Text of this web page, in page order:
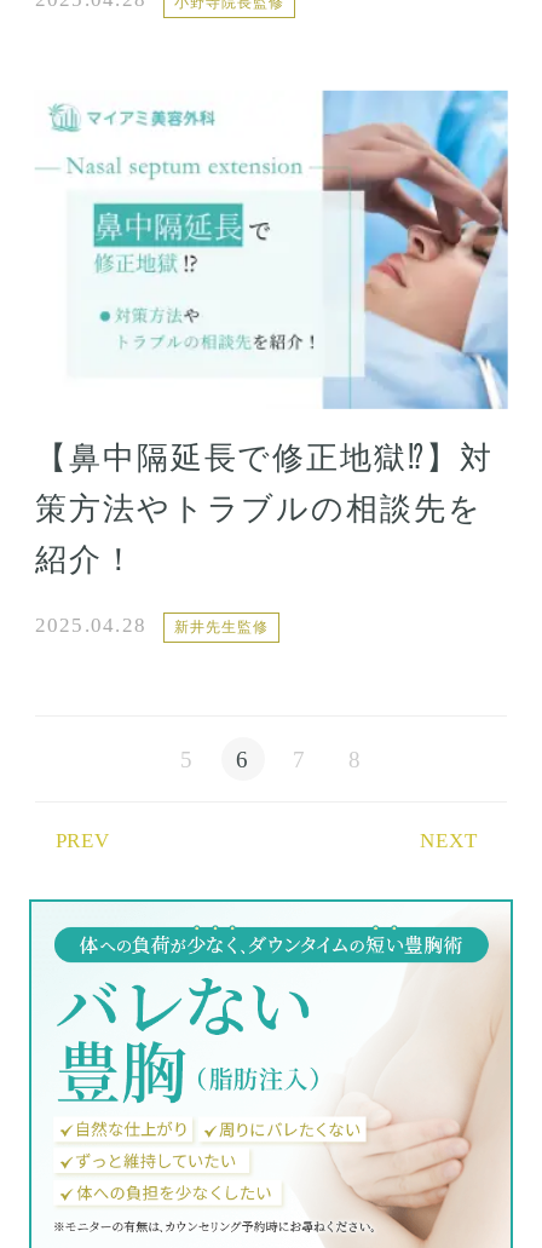
【鼻中隔延長で修正地獄⁉︎】対
策方法やトラブルの相談先を
紹介！
2025.04.28 新井先生監修
PREV
5 6 7 8
NEXT